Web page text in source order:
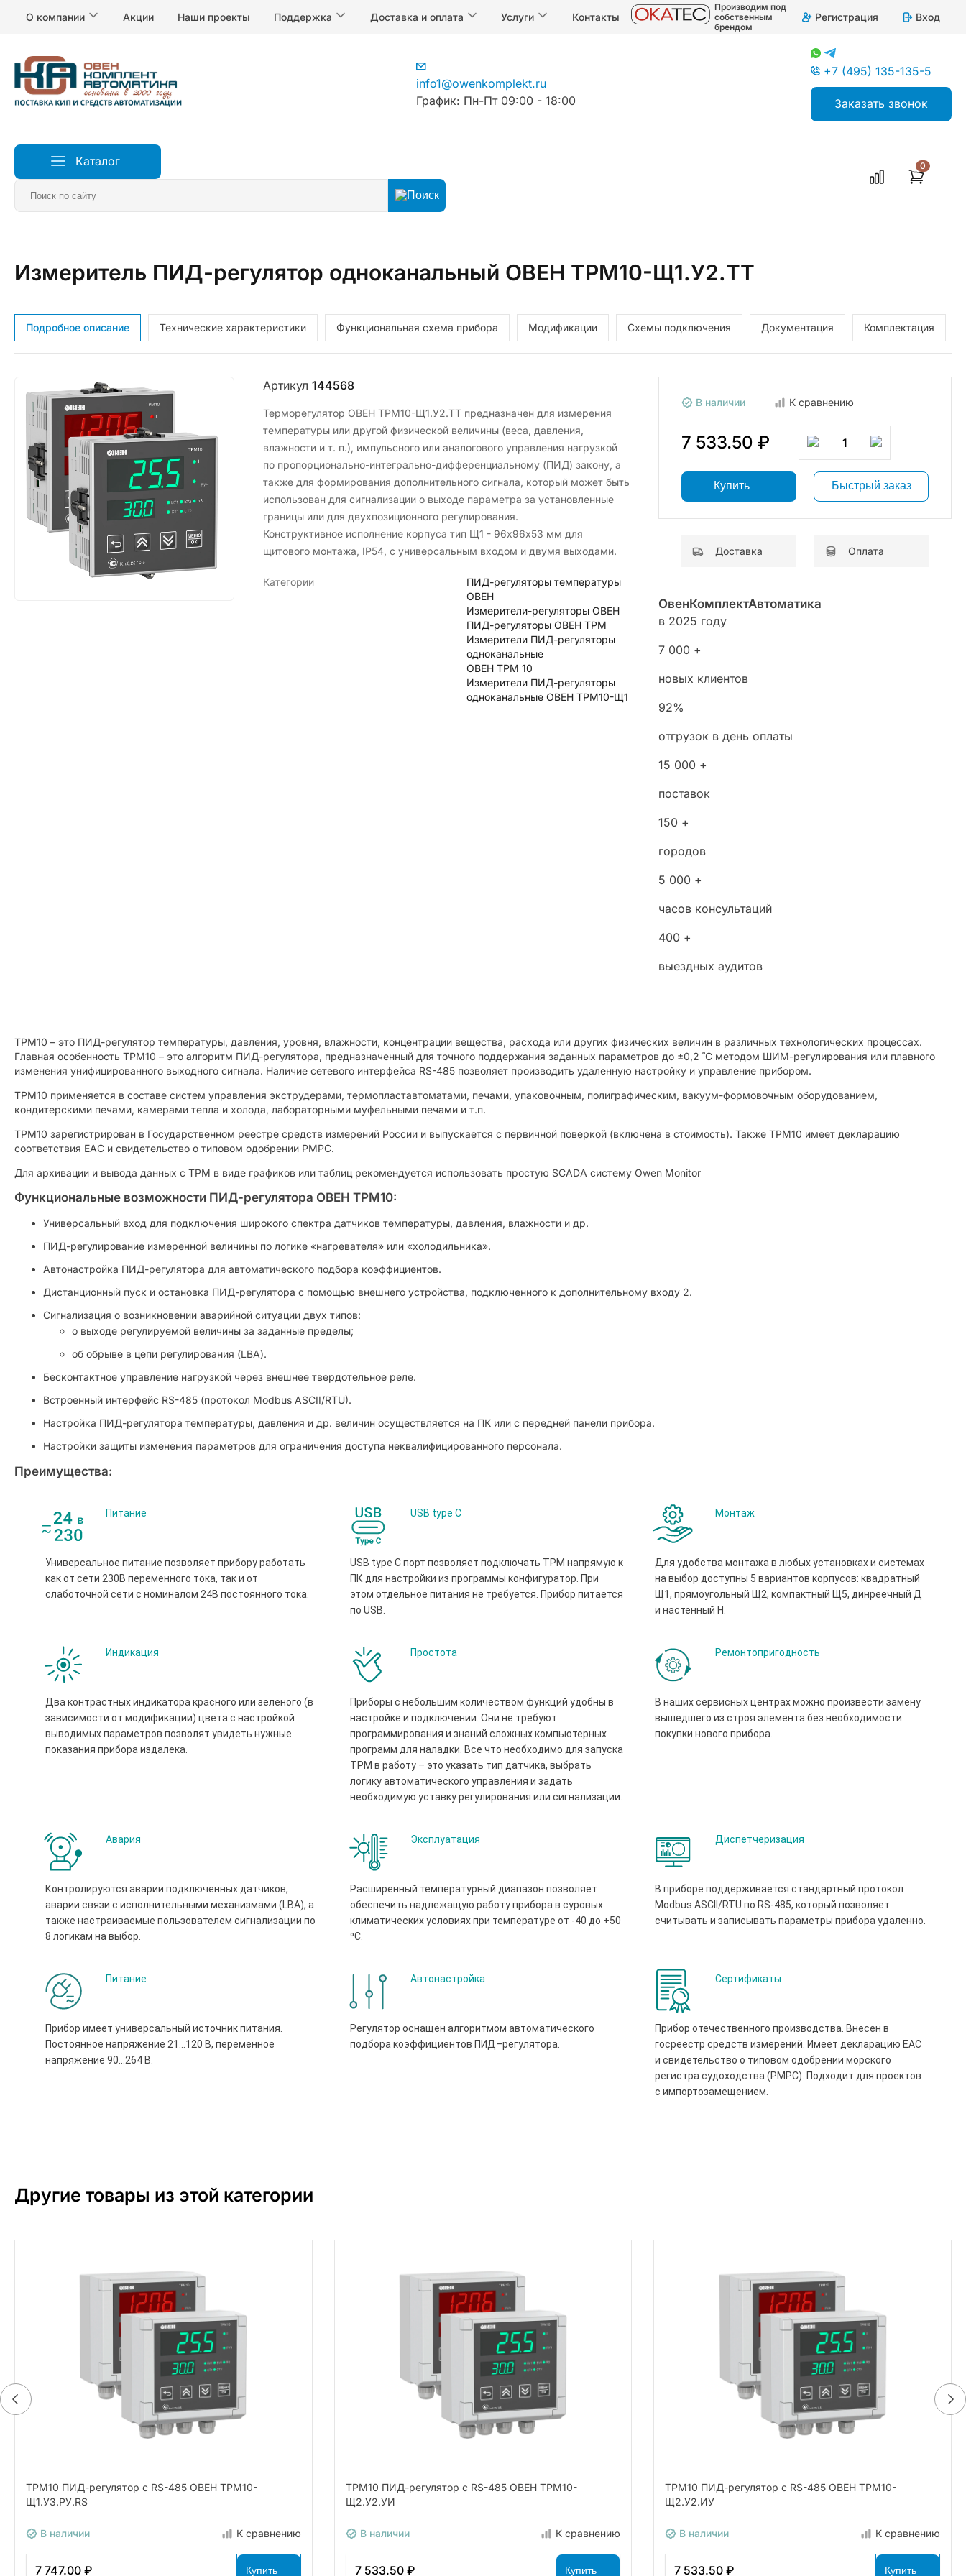
О компании Акции Наши проекты Поддержка Доставка и оплата Услуги Контакты
Производим под
собственным
брендом
Регистрация Вход
info1@owenkomplekt.ru
График: Пн-Пт 09:00 - 18:00
+7 (495) 135-135-5
Заказать звонок
Каталог 0
Главная Измерители и регуляторы температуры ПИД-регуляторы температуры
Измеритель ПИД-регулятор одноканальный ОВЕН ТРМ10-Щ1.У2.ТТ
Подробное описание Технические характеристики Функциональная схема прибора Модификации Схемы подключения Документация Комплектация
Артикул 144568
Терморегулятор ОВЕН ТРМ10-Щ1.У2.ТТ предназначен для измерения
температуры или другой физической величины (веса, давления,
влажности и т. п.), импульсного или аналогового управления нагрузкой
по пропорционально-интегрально-дифференциальному (ПИД) закону, а
также для формирования дополнительного сигнала, который может быть
использован для сигнализации о выходе параметра за установленные
границы или для двухпозиционного регулирования.
Конструктивное исполнение корпуса тип Щ1 - 96х96х53 мм для
щитового монтажа, IP54, с универсальным входом и двумя выходами.
Категории
ПИД-регуляторы температуры
ОВЕН
Измерители-регуляторы ОВЕН
ПИД-регуляторы ОВЕН ТРМ
Измерители ПИД-регуляторы
одноканальные
ОВЕН ТРМ 10
Измерители ПИД-регуляторы
одноканальные ОВЕН ТРМ10-Щ1
В наличии К сравнению
7 533.50 ₽ 1
Купить Быстрый заказ
Доставка Оплата
ОвенКомплектАвтоматика
в 2025 году
7 000 +
новых клиентов
92%
отгрузок в день оплаты
15 000 +
поставок
150 +
городов
5 000 +
часов консультаций
400 +
выездных аудитов
ТРМ10 – это ПИД-регулятор температуры, давления, уровня, влажности, концентрации вещества, расхода или других физических величин в различных технологических процессах.
Главная особенность ТРМ10 – это алгоритм ПИД-регулятора, предназначенный для точного поддержания заданных параметров до ±0,2 ˚С методом ШИМ-регулирования или плавного
изменения унифицированного выходного сигнала. Наличие сетевого интерфейса RS-485 позволяет производить удаленную настройку и управление прибором.
ТРМ10 применяется в составе систем управления экструдерами, термопластавтоматами, печами, упаковочным, полиграфическим, вакуум-формовочным оборудованием,
кондитерскими печами, камерами тепла и холода, лабораторными муфельными печами и т.п.
ТРМ10 зарегистрирован в Государственном реестре средств измерений России и выпускается с первичной поверкой (включена в стоимость). Также ТРМ10 имеет декларацию
соответствия ЕАС и свидетельство о типовом одобрении РМРС.
Для архивации и вывода данных с ТРМ в виде графиков или таблиц рекомендуется использовать простую SCADA систему Owen Monitor
Функциональные возможности ПИД-регулятора ОВЕН ТРМ10:
Универсальный вход для подключения широкого спектра датчиков температуры, давления, влажности и др.
ПИД-регулирование измеренной величины по логике «нагревателя» или «холодильника».
Автонастройка ПИД-регулятора для автоматического подбора коэффициентов.
Дистанционный пуск и остановка ПИД-регулятора с помощью внешнего устройства, подключенного к дополнительному входу 2.
Сигнализация о возникновении аварийной ситуации двух типов:
о выходе регулируемой величины за заданные пределы;
об обрыве в цепи регулирования (LBA).
Бесконтактное управление нагрузкой через внешнее твердотельное реле.
Встроенный интерфейс RS-485 (протокол Modbus ASCII/RTU).
Настройка ПИД-регулятора температуры, давления и др. величин осуществляется на ПК или с передней панели прибора.
Настройки защиты изменения параметров для ограничения доступа неквалифицированного персонала.
Преимущества:
Питание
Универсальное питание позволяет прибору работать
как от сети 230В переменного тока, так и от
слаботочной сети с номиналом 24В постоянного тока.
USB type С
USB type С порт позволяет подключать ТРМ напрямую к
ПК для настройки из программы конфигуратор. При
этом отдельное питания не требуется. Прибор питается
по USB.
Монтаж
Для удобства монтажа в любых установках и системах
на выбор доступны 5 вариантов корпусов: квадратный
Щ1, прямоугольный Щ2, компактный Щ5, динреечный Д
и настенный Н.
Индикация
Два контрастных индикатора красного или зеленого (в
зависимости от модификации) цвета с настройкой
выводимых параметров позволят увидеть нужные
показания прибора издалека.
Простота
Приборы с небольшим количеством функций удобны в
настройке и подключении. Они не требуют
программирования и знаний сложных компьютерных
программ для наладки. Все что необходимо для запуска
ТРМ в работу – это указать тип датчика, выбрать
логику автоматического управления и задать
необходимую уставку регулирования или сигнализации.
Ремонтопригодность
В наших сервисных центрах можно произвести замену
вышедшего из строя элемента без необходимости
покупки нового прибора.
Авария
Контролируются аварии подключенных датчиков,
аварии связи с исполнительными механизмами (LBA), а
также настраиваемые пользователем сигнализации по
8 логикам на выбор.
Эксплуатация
Расширенный температурный диапазон позволяет
обеспечить надлежащую работу прибора в суровых
климатических условиях при температуре от -40 до +50
⁰С.
Диспетчеризация
В приборе поддерживается стандартный протокол
Modbus ASCII/RTU по RS-485, который позволяет
считывать и записывать параметры прибора удаленно.
Питание
Прибор имеет универсальный источник питания.
Постоянное напряжение 21…120 В, переменное
напряжение 90...264 В.
Автонастройка
Регулятор оснащен алгоритмом автоматического
подбора коэффициентов ПИД–регулятора.
Сертификаты
Прибор отечественного производства. Внесен в
госреестр средств измерений. Имеет декларацию ЕАС
и свидетельство о типовом одобрении морского
регистра судоходства (РМРС). Подходит для проектов
с импортозамещением.
Другие товары из этой категории
ТРМ10 ПИД-регулятор с RS-485 ОВЕН ТРМ10-
Щ1.У3.РУ.RS
В наличии К сравнению
7 747.00 ₽ Купить
ТРМ10 ПИД-регулятор с RS-485 ОВЕН ТРМ10-
Щ2.У2.УИ
В наличии К сравнению
7 533.50 ₽ Купить
ТРМ10 ПИД-регулятор с RS-485 ОВЕН ТРМ10-
Щ2.У2.ИУ
В наличии К сравнению
7 533.50 ₽ Купить